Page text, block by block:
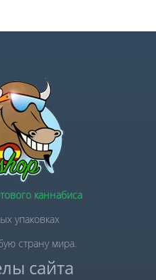
каннабиса
упаковках
страну мира.
сайта